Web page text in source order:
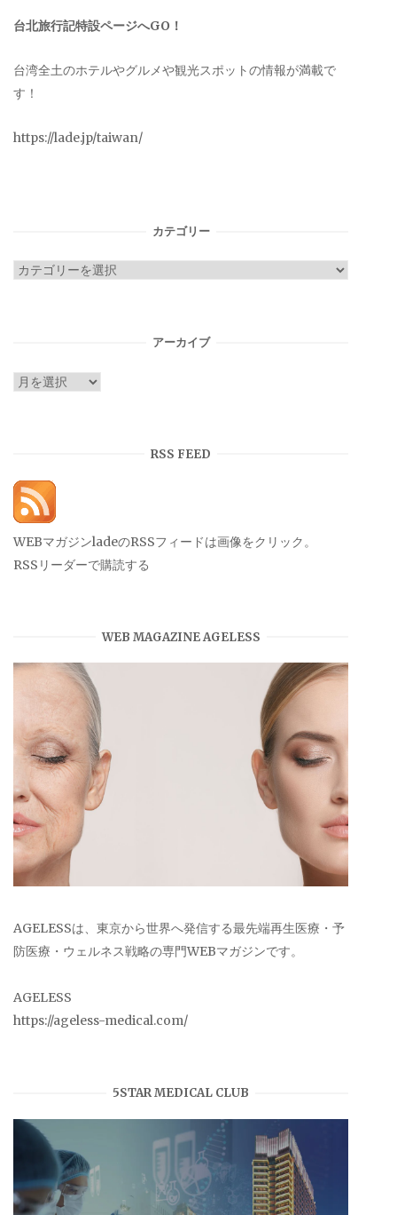
台北旅行記特設ページへGO！
台湾全土のホテルやグルメや観光スポットの情報が満載で
す！
https://lade.jp/taiwan/
カテゴリー
カ
アーカイブ
ア
RSS FEED
WEBマガジンladeのRSSフィードは画像をクリック。
RSSリーダーで購読する
WEB MAGAZINE AGELESS
AGELESSは、東京から世界へ発信する最先端再生医療・予
防医療・ウェルネス戦略の専門WEBマガジンです。
AGELESS
https://ageless-medical.com/
5STAR MEDICAL CLUB